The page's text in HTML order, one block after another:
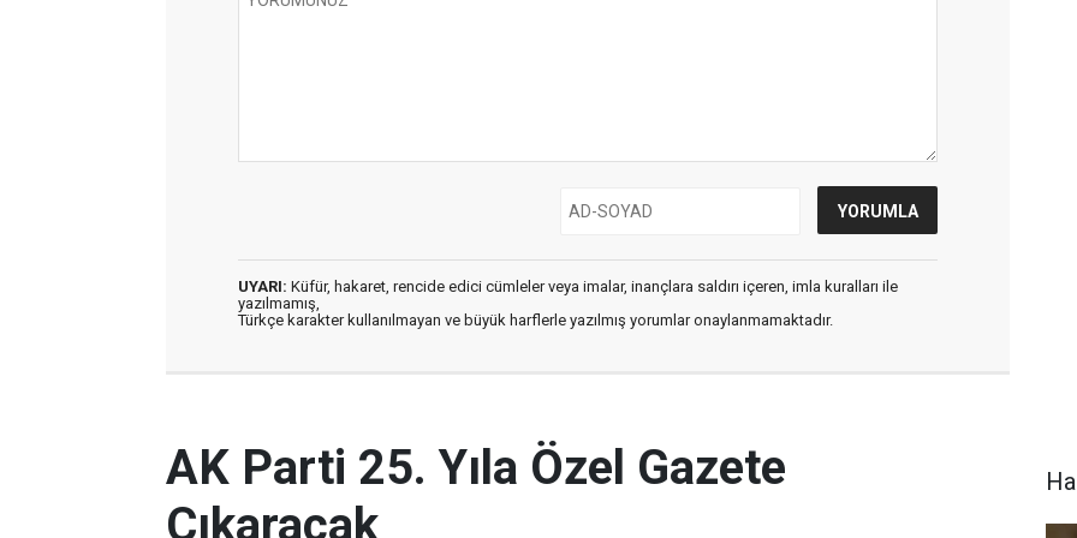
UYARI: Küfür, hakaret, rencide edici cümleler veya imalar, inançlara saldırı içeren, imla kuralları ile
yazılmamış,
Türkçe karakter kullanılmayan ve büyük harflerle yazılmış yorumlar onaylanmamaktadır.
AK Parti 25. Yıla Özel Gazete
Çıkaracak